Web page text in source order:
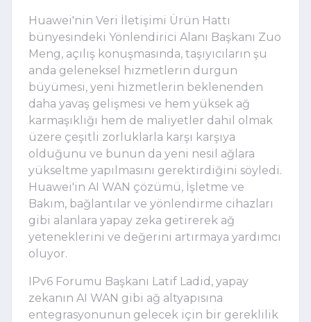
Huawei'nin Veri İletişimi Ürün Hattı
bünyesindeki Yönlendirici Alanı Başkanı Zuo
Meng, açılış konuşmasında, taşıyıcıların şu
anda geleneksel hizmetlerin durgun
büyümesi, yeni hizmetlerin beklenenden
daha yavaş gelişmesi ve hem yüksek ağ
karmaşıklığı hem de maliyetler dahil olmak
üzere çeşitli zorluklarla karşı karşıya
olduğunu ve bunun da yeni nesil ağlara
yükseltme yapılmasını gerektirdiğini söyledi.
Huawei'in AI WAN çözümü, İşletme ve
Bakım, bağlantılar ve yönlendirme cihazları
gibi alanlara yapay zeka getirerek ağ
yeteneklerini ve değerini artırmaya yardımcı
oluyor.
IPv6 Forumu Başkanı Latif Ladid, yapay
zekanın AI WAN gibi ağ altyapısına
entegrasyonunun gelecek için bir gereklilik